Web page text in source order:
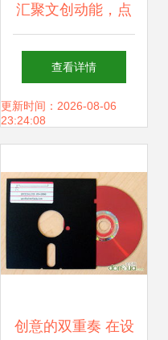
汇聚文创动能，点
亮天府未来——第
四届成都创意设计
查看详情
更新时间：2026-08-06
23:24:08
创意的双重奏 在设